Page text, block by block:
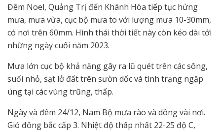
Đêm Noel, Quảng Trị đến Khánh Hòa tiếp tục hứng
mưa, mưa vừa, cục bộ mưa to với lượng mưa 10-30mm,
có nơi trên 60mm. Hình thái thời tiết này còn kéo dài tới
những ngày cuối năm 2023.
Mưa lớn cục bộ khả năng gây ra lũ quét trên các sông,
suối nhỏ, sạt lở đất trên sườn dốc và tình trạng ngập
úng tại các vùng trũng, thấp.
Ngày và đêm 24/12, Nam Bộ mưa rào và dông vài nơi.
Gió đông bắc cấp 3. Nhiệt độ thấp nhất 22-25 độ C,